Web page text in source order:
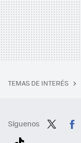
TEMAS DE INTERÉS
Síguenos